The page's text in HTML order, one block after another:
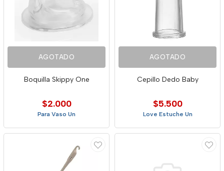
AGOTADO
Boquilla Skippy One
$2.000
Para Vaso Un
AGOTADO
Cepillo Dedo Baby
$5.500
Love Estuche Un